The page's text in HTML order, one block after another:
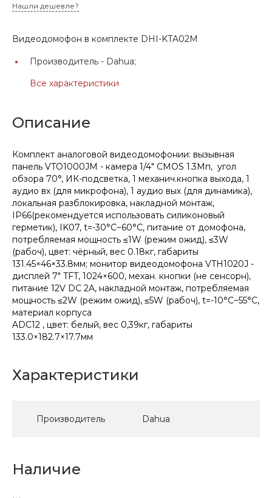
Нашли дешевле?
Видеодомофон в комплекте DHI-KTA02M
Производитель - Dahua;
Все характеристики
Описание
Комплект аналоговой видеодомофонии: вызывная
панель VTO1000JM - камера 1/4" CMOS 1.3Мп, угол
обзора 70°, ИК-подсветка, 1 механич.кнопка выхода, 1
аудио вх (для микрофона), 1 аудио вых (для динамика),
локальная разблокировка, накладной монтаж,
IP66(рекомендуется использовать силиконовый
герметик), IK07, t=-30°C~60°C, питание от домофона,
потребляемая мощность ≤1W (режим ожид), ≤3W
(рабоч), цвет: чёрный, вес 0.18кг, габариты
131.45×46×33.8мм; монитор видеодомофона VTH1020J -
дисплей 7" TFT, 1024×600, механ. кнопки (не сенсорн),
питание 12V DC 2A, накладной монтаж, потребляемая
мощность ≤2W (режим ожид), ≤5W (рабоч), t=-10°C~55°C,
материал корпуса
ADC12 , цвет: белый, вес 0,39кг, габариты
133.0×182.7×17.7мм
Характеристики
Производитель Dahua
Наличие